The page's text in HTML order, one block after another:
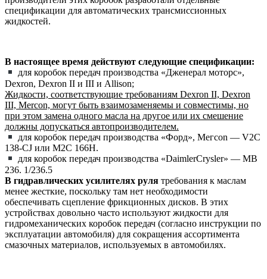
спецификации для автоматических трансмиссионных
жидкостей.
В настоящее время действуют следующие спецификации:
для коробок передач производства «Дженерал моторс»,
Dexron, Dexron II и III и Allison;
Жидкости, соответствующие требованиям Dexron II, Dexron
III, Mercon, могут быть взаимозаменяемы и совместимы, но
при этом замена одного масла на другое или их смешение
должны допускаться автопроизводителем.
для коробок передач производства «Форд», Мегсоn — V2C
138-CJ или М2С 166Н.
для коробок передач производства «DaimlerCrysler» — MB
236. 1/236.5
В гидравлических усилителях руля требования к маслам
менее жесткие, поскольку там нет необходимости
обеспечивать сцепление фрикционных дисков. В этих
устройствах довольно часто используют жидкости для
гидромеханических коробок передач (согласно инструкции по
эксплуатации автомобиля) для сокращения ассортимента
смазочных материалов, используемых в автомобилях.